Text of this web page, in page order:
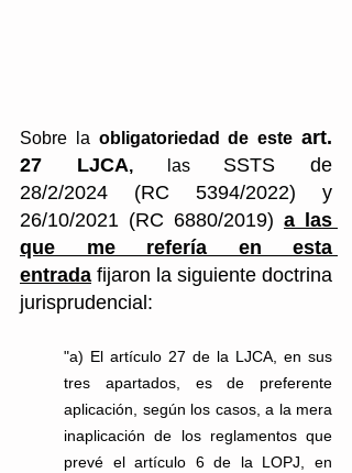
Sobre la obligatoriedad de este art.
27 LJCA, las SSTS de
28/2/2024 (RC 5394/2022) y
26/10/2021 (RC 6880/2019) a las
que me refería en esta
entrada fijaron la siguiente doctrina
jurisprudencial:
"a) El artículo 27 de la LJCA, en sus
tres apartados, es de preferente
aplicación, según los casos, a la mera
inaplicación de los reglamentos que
prevé el artículo 6 de la LOPJ, en